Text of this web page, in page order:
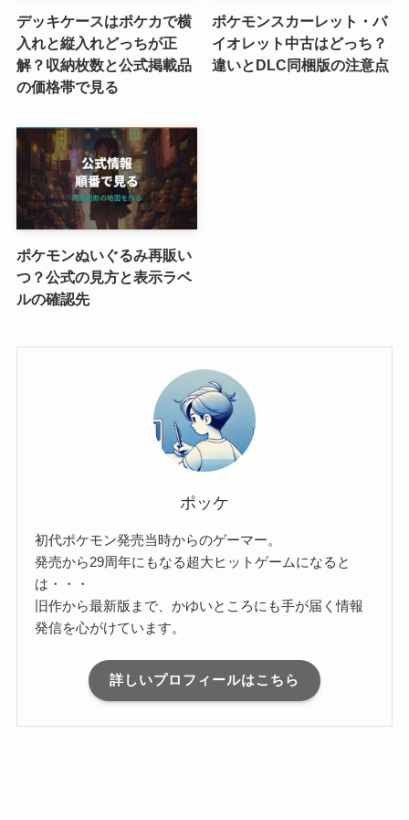
デッキケースはポケカで横
入れと縦入れどっちが正
解？収納枚数と公式掲載品
の価格帯で見る
ポケモンスカーレット・バ
イオレット中古はどっち？
違いとDLC同梱版の注意点
ポケモンぬいぐるみ再販い
つ？公式の見方と表示ラベ
ルの確認先
ポッケ
初代ポケモン発売当時からのゲーマー。
発売から29周年にもなる超大ヒットゲームになると
は・・・
旧作から最新版まで、かゆいところにも手が届く情報
発信を心がけています。
詳しいプロフィールはこちら